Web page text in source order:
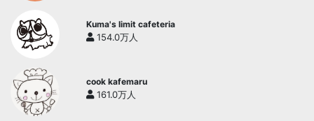
Kuma's limit cafeteria
154.0万人
cook kafemaru
161.0万人